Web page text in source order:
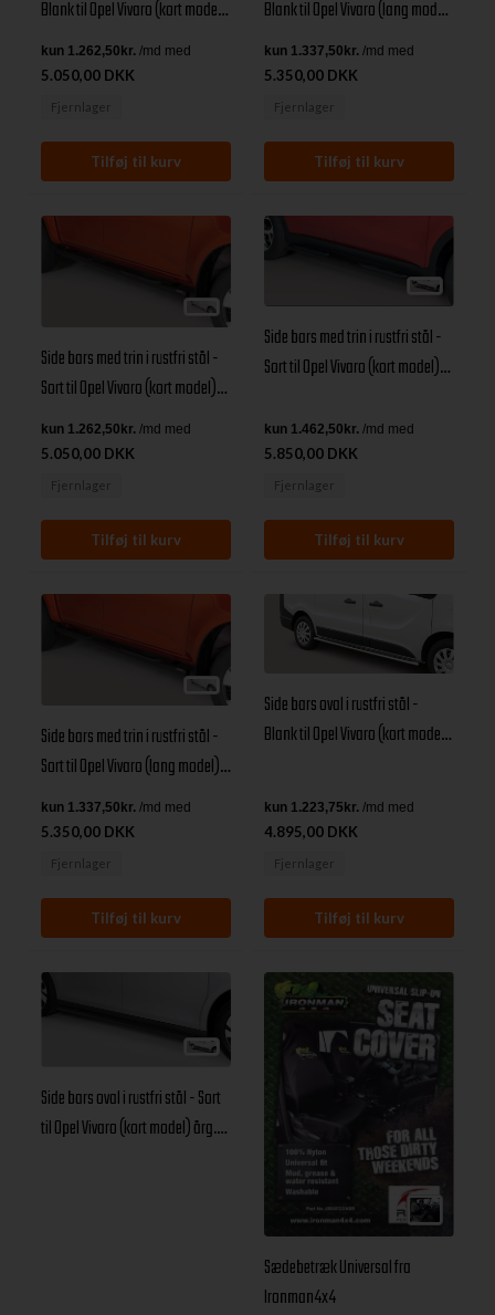
Blank til Opel Vivaro (kort model)
årg. 14+
5.050,00 DKK
Fjernlager
Blank til Opel Vivaro (lang model)
årg. 14+
5.350,00 DKK
Fjernlager
Side bars med trin i rustfri stål -
Sort til Opel Vivaro (kort model)
årg. 14+
5.050,00 DKK
Fjernlager
Side bars med trin i rustfri stål -
Sort til Opel Vivaro (kort model)
5.850,00 DKK
Fjernlager
Side bars med trin i rustfri stål -
Sort til Opel Vivaro (lang model)
årg. 14+
5.350,00 DKK
Fjernlager
Side bars oval i rustfri stål -
Blank til Opel Vivaro (kort model)
4.895,00 DKK
Fjernlager
Side bars oval i rustfri stål - Sort
til Opel Vivaro (kort model) årg.
Sædebetræk Universal fra
Ironman4x4